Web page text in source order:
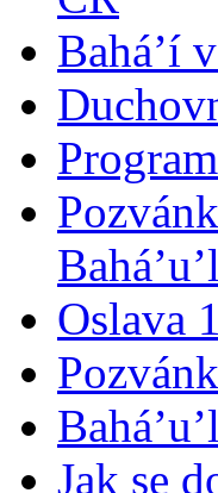
Bahá’í
Oslava
Jak se